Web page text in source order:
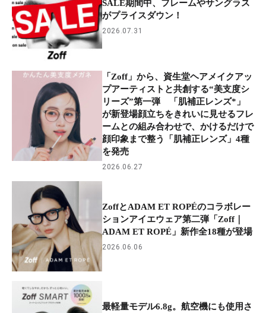
SALE期間中、フレームやサングラス
がプライスダウン！
2026.07.31
「Zoff」から、資生堂ヘアメイクアッ
プアーティストと共創する“美支度シ
リーズ”第一弾 「肌補正レンズ*」
が新登場顔立ちをきれいに見せるフレ
ームとの組み合わせで、かけるだけで
顔印象まで整う「肌補正レンズ」4種
を発売
2026.06.27
ZoffとADAM ET ROPÉのコラボレー
ションアイエウェア第二弾「Zoff｜
ADAM ET ROPÉ」新作全18種が登場
2026.06.06
最軽量モデル6.8g。航空機にも使用さ